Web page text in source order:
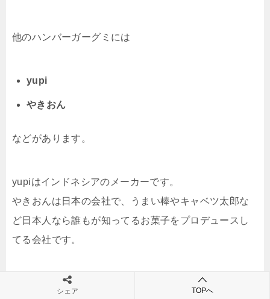
他のハンバーガーグミには
yupi
やきおん
などがあります。
yupiはインドネシアのメーカーです。
やきおんは日本の会社で、うまい棒やキャベツ太郎な
ど日本人なら誰もが知ってるお菓子をプロデュースし
てる会社です。
シェア TOPへ